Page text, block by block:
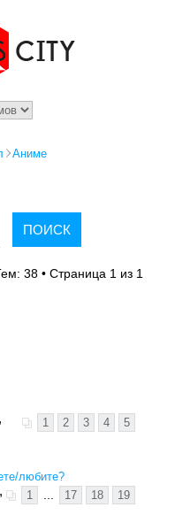
Аниме
38 • Страница 1из 1
1
2 3 4 5
любите?
1
... 17 18 19